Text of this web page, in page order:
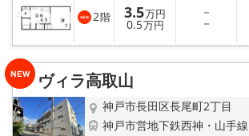
地図から探す
店舗情報·アクセス
会社概要
2階 3.5万円
0.5万円
－
－
ヴィラ高取山
神戸市長田区長尾町2丁目
神戸市営地下鉄西神・山手